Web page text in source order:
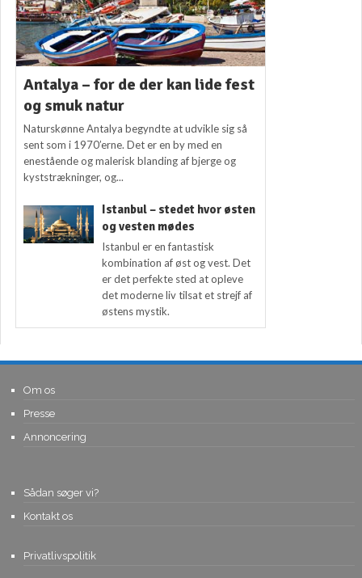
Antalya – for de der kan lide fest
og smuk natur
Naturskønne Antalya begyndte at udvikle sig så
sent som i 1970’erne. Det er en by med en
enestående og malerisk blanding af bjerge og
kyststrækninger, og...
Istanbul – stedet hvor østen
og vesten mødes
Istanbul er en fantastisk
kombination af øst og vest. Det
er det perfekte sted at opleve
det moderne liv tilsat et strejf af
østens mystik.
Om os
Presse
Annoncering
Sådan søger vi?
Kontakt os
Privatlivspolitik